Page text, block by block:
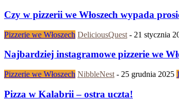
Czy w pizzerii we Włoszech wypada
Pizzerie we Włoszech DeliciousQuest - 21 stycznia
Najbardziej instagramowe pizzerie we
Pizzerie we Włoszech NibbleNest - 25 grudnia 2025 1
Pizza w Kalabrii – ostra uczta!